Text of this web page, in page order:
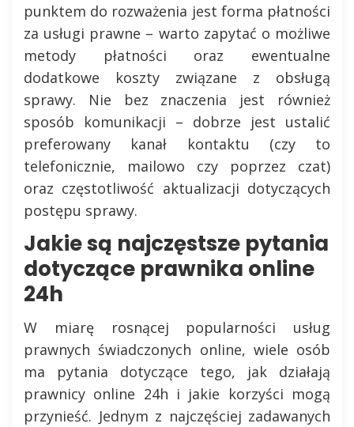
punktem do rozważenia jest forma płatności
za usługi prawne – warto zapytać o możliwe
metody płatności oraz ewentualne
dodatkowe koszty związane z obsługą
sprawy. Nie bez znaczenia jest również
sposób komunikacji – dobrze jest ustalić
preferowany kanał kontaktu (czy to
telefonicznie, mailowo czy poprzez czat)
oraz częstotliwość aktualizacji dotyczących
postępu sprawy.
Jakie są najczęstsze pytania
dotyczące prawnika online
24h
W miarę rosnącej popularności usług
prawnych świadczonych online, wiele osób
ma pytania dotyczące tego, jak działają
prawnicy online 24h i jakie korzyści mogą
przynieść. Jednym z najczęściej zadawanych